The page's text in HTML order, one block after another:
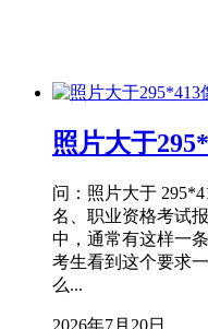
照片大于
问：照片大于
名、职业资格考试
中，通常有这样一
考生看到这个要求
么...